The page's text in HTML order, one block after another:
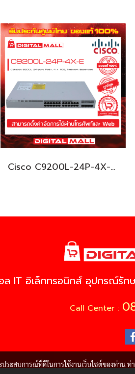
Cisco C9200L-24P-4X-E อุปกรณ์ขยายสัญญาณ (Gigabit Switch Hub)
IT อิเล็กทรอนิกส์ อุปกรณ์รัก
Call Center :
ระสบการณ์ที่ดีในการใช้งานเว็บไซต์ของท่าน ท่